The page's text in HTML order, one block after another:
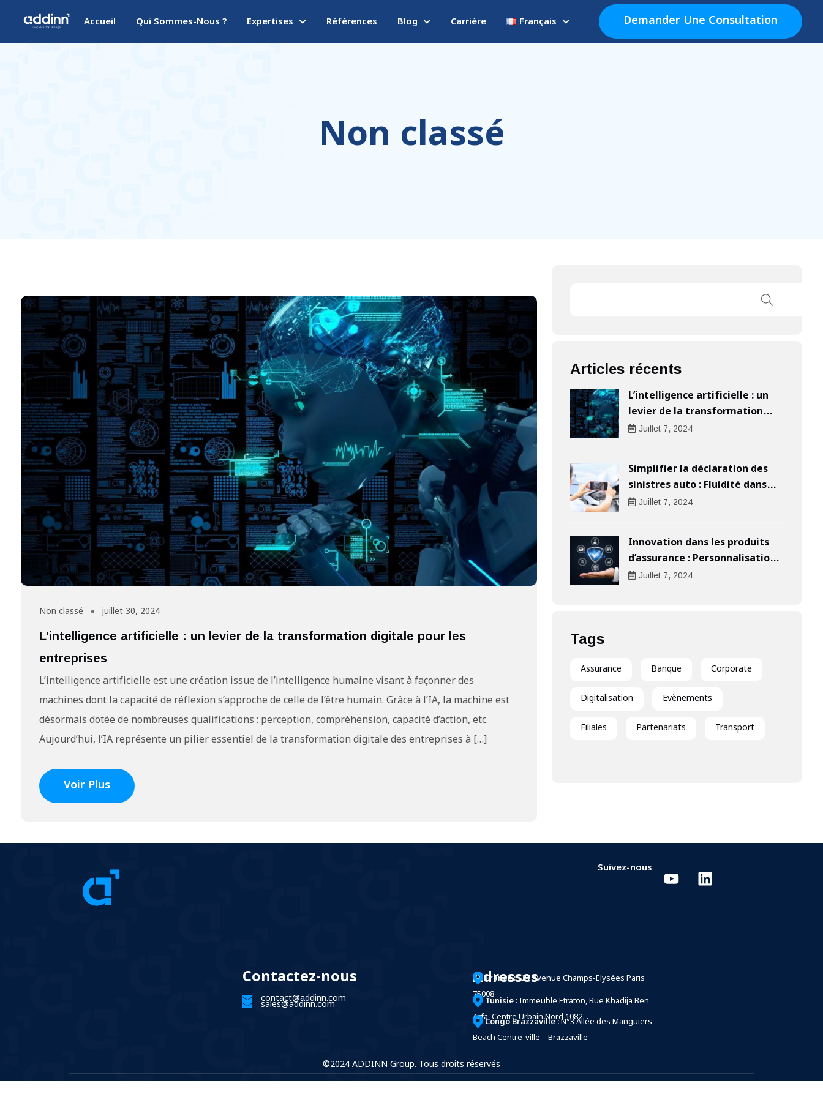
Accueil Qui Sommes-Nous ? Expertises Références Blog Carrière Français Demander Une Consultation
Non classé
Non classé juillet 30, 2024
L’intelligence artificielle : un levier de la transformation digitale pour les
entreprises
L’intelligence artificielle est une création issue de l’intelligence humaine visant à façonner des
machines dont la capacité de réflexion s’approche de celle de l’être humain. Grâce à l’IA, la machine est
désormais dotée de nombreuses qualifications : perception, compréhension, capacité d’action, etc.
Aujourd’hui, l’IA représente un pilier essentiel de la transformation digitale des entreprises à […]
Voir Plus
Articles récents
L’intelligence artificielle : un
levier de la transformation
digitale pour les entreprises
Juillet 7, 2024
Simplifier la déclaration des
sinistres auto : Fluidité dans
l’indemnisation
Juillet 7, 2024
Innovation dans les produits
d’assurance : Personnalisation
au cœur de l’expérience client
Juillet 7, 2024
Tags
Assurance Banque Corporate
Digitalisation Evènements
Filiales Partenariats Transport
Suivez-nous
Contactez-nous
contact@addinn.com
sales@addinn.com
Adresses
France :121 Avenue Champs-Elysées Paris
75008
Tunisie :Immeuble Etraton, Rue Khadija Ben
Arfa, Centre Urbain Nord 1082
Congo Brazzaville :N°3 Allée des Manguiers
Beach Centre-ville – Brazzaville
©2024 ADDINN Group. Tous droits réservés